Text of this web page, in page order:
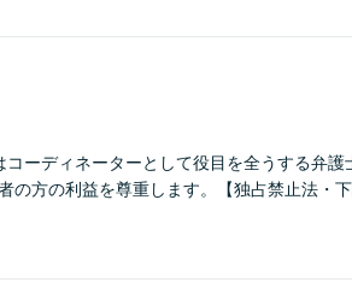
ーディネーターとして役目を全うする弁護
の方の利益を尊重します。【独占禁止法・